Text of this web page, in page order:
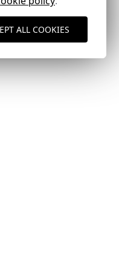
ALL COOKIES